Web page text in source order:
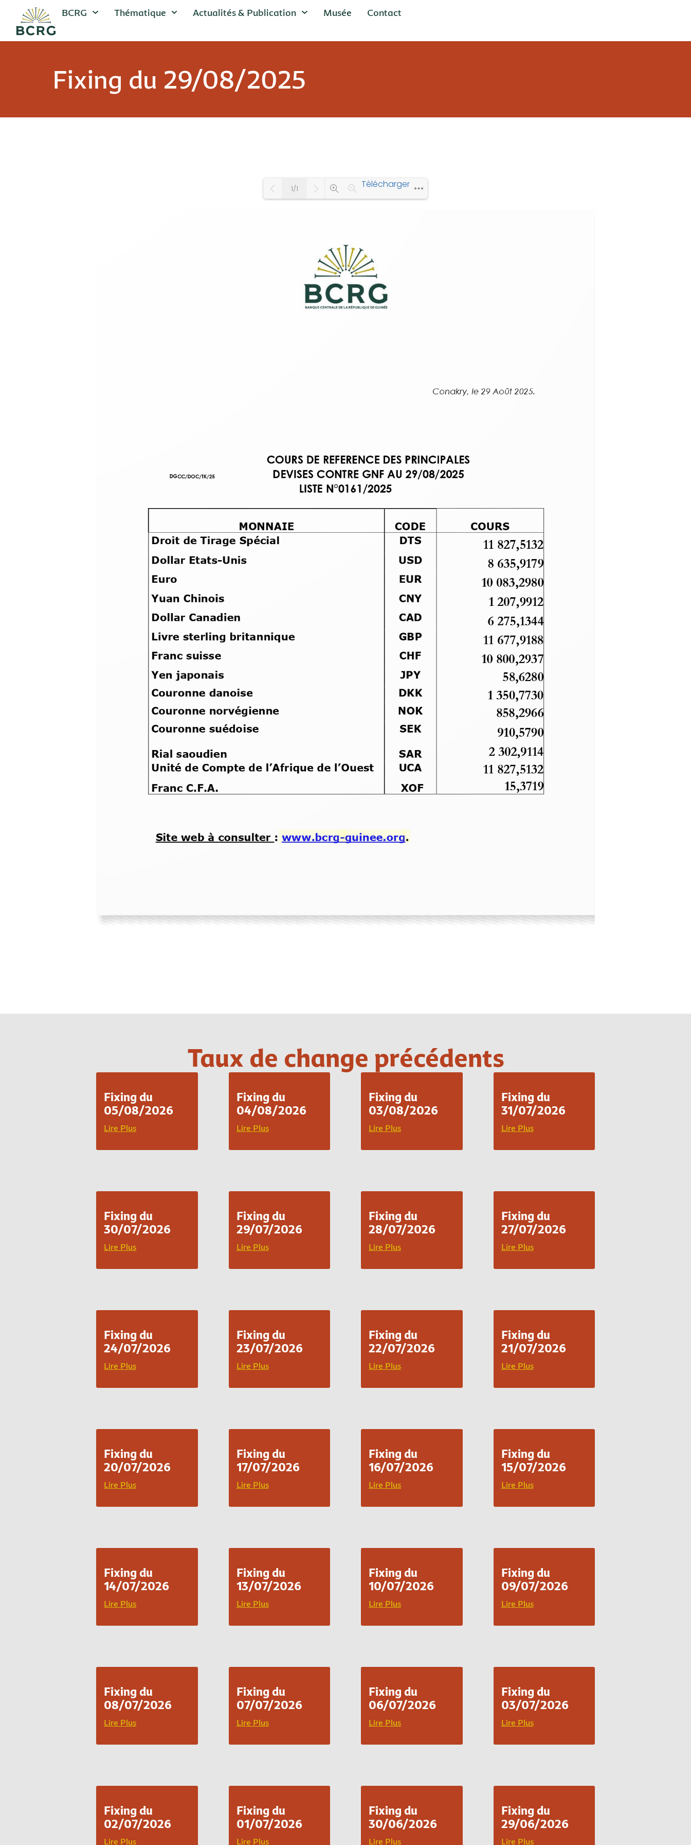
BCRG Thématique Actualités & Publication Musée Contact
Fixing du 29/08/2025
1/1 Télécharger
Taux de change précédents
Fixing du
05/08/2026
Lire Plus
Fixing du
04/08/2026
Lire Plus
Fixing du
03/08/2026
Lire Plus
Fixing du
31/07/2026
Lire Plus
Fixing du
30/07/2026
Lire Plus
Fixing du
29/07/2026
Lire Plus
Fixing du
28/07/2026
Lire Plus
Fixing du
27/07/2026
Lire Plus
Fixing du
24/07/2026
Lire Plus
Fixing du
23/07/2026
Lire Plus
Fixing du
22/07/2026
Lire Plus
Fixing du
21/07/2026
Lire Plus
Fixing du
20/07/2026
Lire Plus
Fixing du
17/07/2026
Lire Plus
Fixing du
16/07/2026
Lire Plus
Fixing du
15/07/2026
Lire Plus
Fixing du
14/07/2026
Lire Plus
Fixing du
13/07/2026
Lire Plus
Fixing du
10/07/2026
Lire Plus
Fixing du
09/07/2026
Lire Plus
Fixing du
08/07/2026
Lire Plus
Fixing du
07/07/2026
Lire Plus
Fixing du
06/07/2026
Lire Plus
Fixing du
03/07/2026
Lire Plus
Fixing du
02/07/2026
Lire Plus
Fixing du
01/07/2026
Lire Plus
Fixing du
30/06/2026
Lire Plus
Fixing du
29/06/2026
Lire Plus